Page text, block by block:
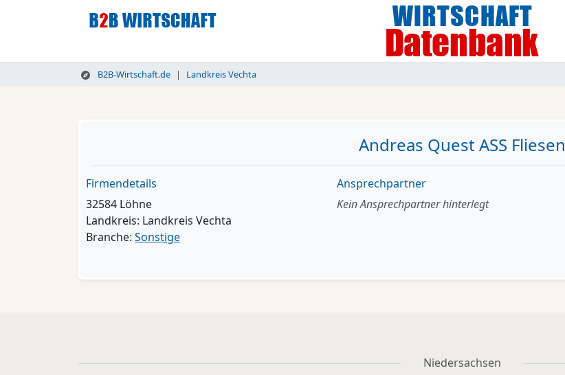
B2B-Wirtschaft.de Landkreis Vechta
Andreas Quest ASS Fliesen
Firmendetails
32584 Löhne
Landkreis: Landkreis Vechta
Branche: Sonstige
Ansprechpartner
Kein Ansprechpartner hinterlegt
Niedersachsen